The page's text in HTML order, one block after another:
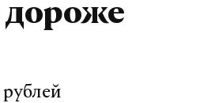
дороже